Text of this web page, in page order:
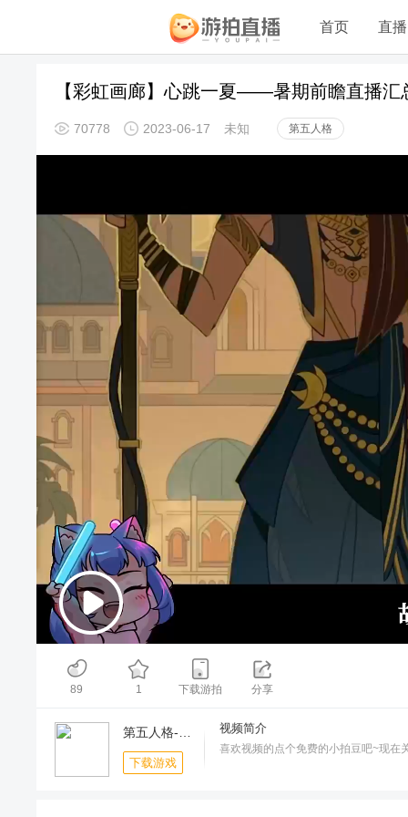
首页 直播
【彩虹画廊】心跳一夏——暑期前瞻直播汇
70778 2023-06-17 未知 第五人格
00:00/03:17
89 1 下载游拍 分享
下载游戏
视频简介
喜欢视频的点个免费的小拍豆吧~现在